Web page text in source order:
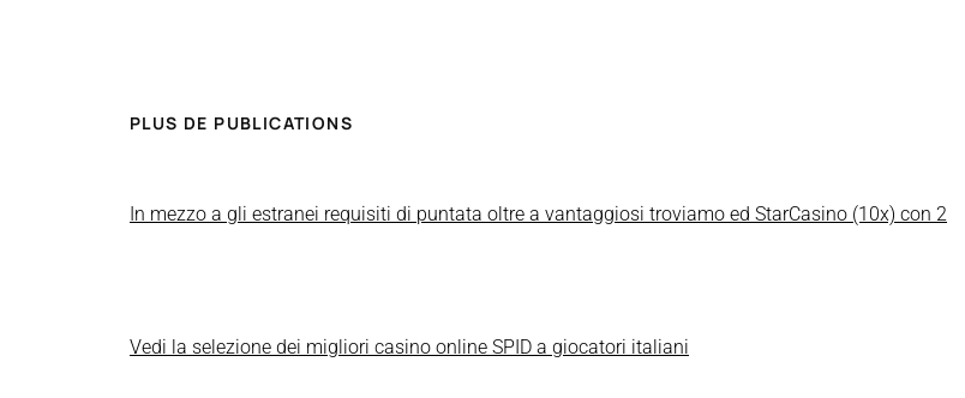
PLUS DE PUBLICATIONS
In mezzo a gli estranei requisiti di puntata oltre a vantaggiosi troviamo ed StarCasino (10x) con 2
Vedi la selezione dei migliori casino online SPID a giocatori italiani